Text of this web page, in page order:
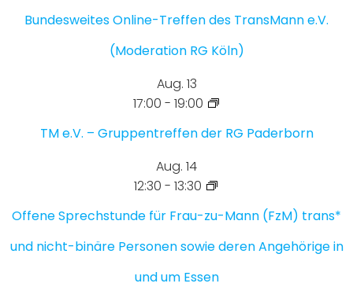
Bundesweites Online-Treffen des TransMann e.V.
(Moderation RG Köln)
Aug. 13
17:00 - 19:00
TM e.V. – Gruppentreffen der RG Paderborn
Aug. 14
12:30 - 13:30
Offene Sprechstunde für Frau-zu-Mann (FzM) trans*
und nicht-binäre Personen sowie deren Angehörige in
und um Essen